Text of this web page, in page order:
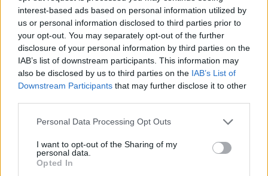
interest-based ads based on personal information utilized by
us or personal information disclosed to third parties prior to
your opt-out. You may separately opt-out of the further
disclosure of your personal information by third parties on the
IAB’s list of downstream participants. This information may
also be disclosed by us to third parties on the IAB’s List of
Downstream Participants that may further disclose it to other
Please note that this website/app uses one or more Google
not limited to your visit or usage behaviour. You may click to
grant or deny consent to Google and its third-party tags to
use your data for below specified purposes in below Google
Personal Data Processing Opt Outs
I want to opt-out of the Sharing of my
personal data.
Opted In